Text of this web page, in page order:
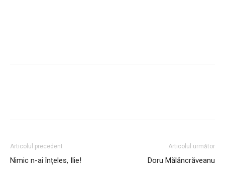
Articolul precedent
Nimic n-ai înţeles, Ilie!
Articolul următor
Doru Mălăncrăveanu